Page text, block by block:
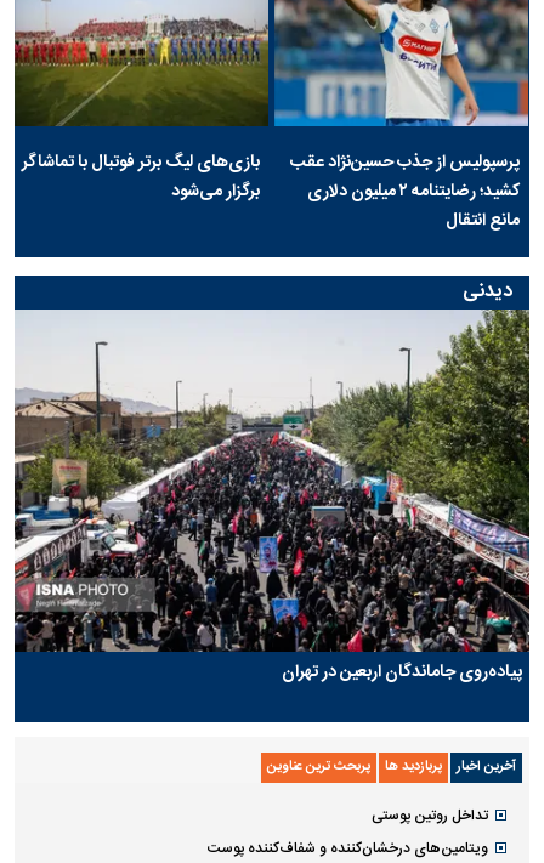
پرسپولیس از جذب حسین‌نژاد عقب
کشید؛ رضایتنامه ۲ میلیون دلاری
مانع انتقال
بازی‌های لیگ برتر فوتبال با تماشاگر
برگزار می‌شود
دیدنی
پیاده‌روی جاماندگان اربعین در تهران
آخرین اخبار پربازدید ها پربحث ترین عناوین
تداخل روتین پوستی
ویتامین‌های درخشان‌کننده و شفاف‌کننده پوست